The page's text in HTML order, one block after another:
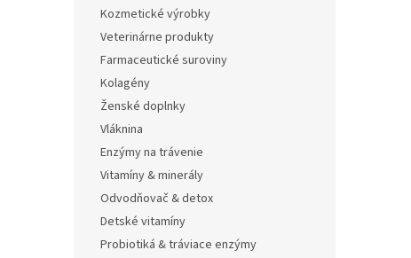
Kozmetické výrobky
Veterinárne produkty
Farmaceutické suroviny
Kolagény
Ženské doplnky
Vláknina
Enzýmy na trávenie
Vitamíny & minerály
Odvodňovač & detox
Detské vitamíny
Probiotiká & tráviace enzýmy